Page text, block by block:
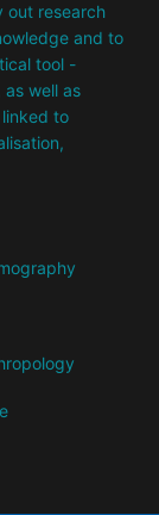
out research
and to
tool -
well as
to